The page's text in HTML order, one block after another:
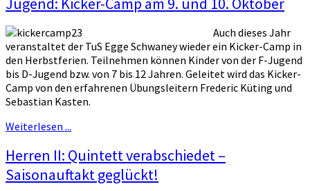
Auch dieses Jahr
veranstaltet der TuS Egge Schwaney wieder ein Kicker-Camp in
den Herbstferien. Teilnehmen können Kinder von der F-Jugend
bis D-Jugend bzw. von 7 bis 12 Jahren. Geleitet wird das Kicker-
Camp von den erfahrenen Übungsleitern Frederic Küting und
Sebastian Kasten.
Weiterlesen ...
Herren II: Quintett verabschiedet –
Saisonauftakt geglückt!